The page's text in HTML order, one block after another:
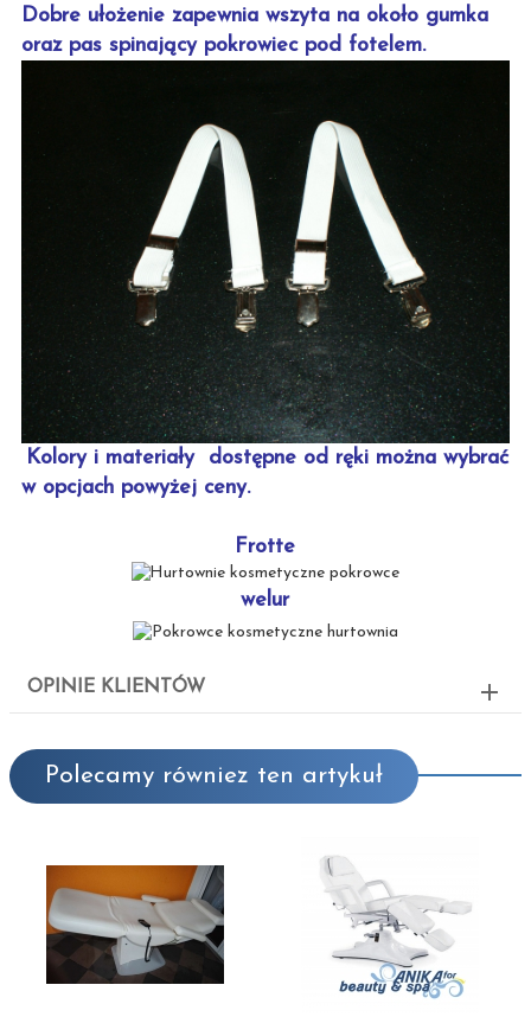
Dobre ułożenie zapewnia wszyta na około gumka
oraz pas spinający pokrowiec pod fotelem.
Kolory i materiały dostępne od ręki można wybrać
w opcjach powyżej ceny.
Frotte
welur
OPINIE KLIENTÓW
Polecamy równiez ten artykuł